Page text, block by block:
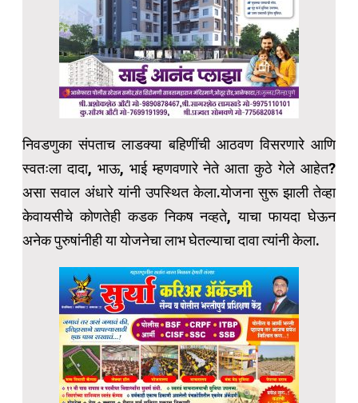
निवडणुका संपताच लाडक्या बहिणींची आठवण विसरणारे आणि
स्वतःला दादा, भाऊ, भाई म्हणवणारे नेते आता कुठे गेले आहेत?
असा सवाल अंधारे यांनी उपस्थित केला.योजना सुरू झाली तेव्हा
केवायसीचे कोणतेही कडक निकष नव्हते, याचा फायदा घेऊन
अनेक पुरुषांनीही या योजनेचा लाभ घेतल्याचा दावा त्यांनी केला.